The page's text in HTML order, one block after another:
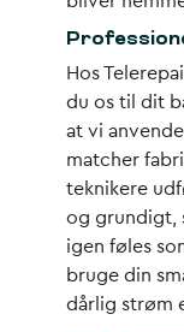
Hos
du os til dit
at vi
matcher
teknikere
og grundigt,
igen føles
bruge din
dårlig strøm